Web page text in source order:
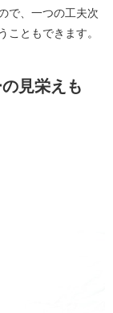
で、一つの工夫次
こともできます。
見栄えも